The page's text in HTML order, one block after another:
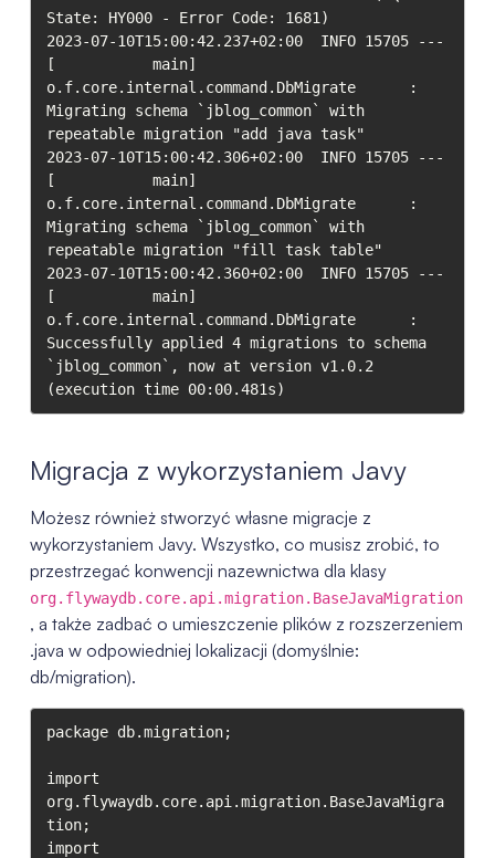
State: HY000 - Error Code: 1681)
2023-07-10T15:00:42.237+02:00  INFO 15705 ---
[           main]
o.f.core.internal.command.DbMigrate      :
Migrating schema `jblog_common` with
repeatable migration "add java task"
2023-07-10T15:00:42.306+02:00  INFO 15705 ---
[           main]
o.f.core.internal.command.DbMigrate      :
Migrating schema `jblog_common` with
repeatable migration "fill task table"
2023-07-10T15:00:42.360+02:00  INFO 15705 ---
[           main]
o.f.core.internal.command.DbMigrate      :
Successfully applied 4 migrations to schema
`jblog_common`, now at version v1.0.2
(execution time 00:00.481s)
Migracja z wykorzystaniem Javy
Możesz również stworzyć własne migracje z
wykorzystaniem Javy. Wszystko, co musisz zrobić, to
przestrzegać konwencji nazewnictwa dla klasy
org.flywaydb.core.api.migration.BaseJavaMigration
, a także zadbać o umieszczenie plików z rozszerzeniem
.java w odpowiedniej lokalizacji (domyślnie:
db/migration).
package db.migration;
import
org.flywaydb.core.api.migration.BaseJavaMigra
tion;
import